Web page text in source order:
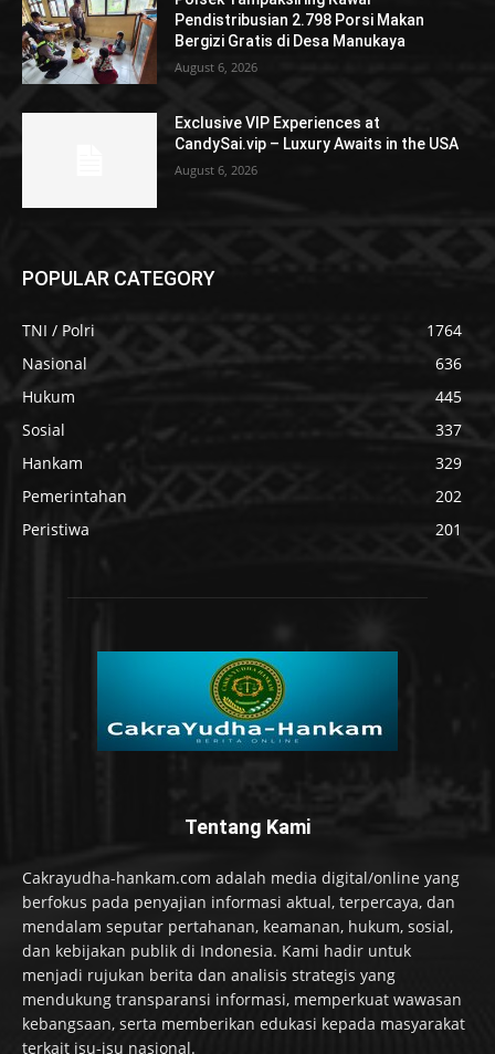
Pendistribusian 2.798 Porsi Makan
Bergizi Gratis di Desa Manukaya
August 6, 2026
Exclusive VIP Experiences at
CandySai.vip – Luxury Awaits in the USA
August 6, 2026
POPULAR CATEGORY
TNI / Polri
1764
Nasional
636
Hukum
445
Sosial
337
Hankam
329
Pemerintahan
202
Peristiwa
201
Tentang Kami
Cakrayudha-hankam.com adalah media digital/online yang
berfokus pada penyajian informasi aktual, terpercaya, dan
mendalam seputar pertahanan, keamanan, hukum, sosial,
dan kebijakan publik di Indonesia. Kami hadir untuk
menjadi rujukan berita dan analisis strategis yang
mendukung transparansi informasi, memperkuat wawasan
kebangsaan, serta memberikan edukasi kepada masyarakat
terkait isu-isu nasional.